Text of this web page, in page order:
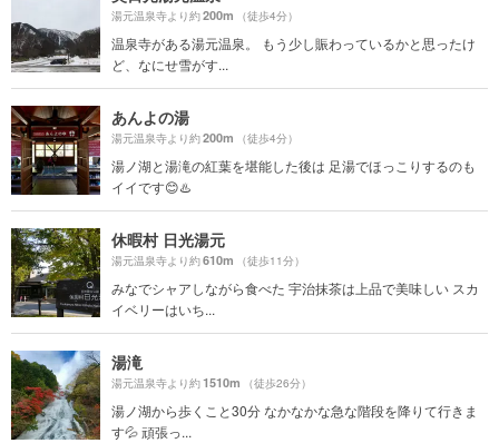
湯元温泉寺より約200m （徒歩4分）
温泉寺がある湯元温泉。 もう少し賑わっているかと思ったけ
ど、なにせ雪がす...
あんよの湯
湯元温泉寺より約200m （徒歩4分）
湯ノ湖と湯滝の紅葉を堪能した後は 足湯でほっこりするのも
イイです😊♨️
休暇村 日光湯元
湯元温泉寺より約610m （徒歩11分）
みなでシャアしながら食べた 宇治抹茶は上品で美味しい スカ
イベリーはいち...
湯滝
湯元温泉寺より約1510m （徒歩26分）
湯ノ湖から歩くこと30分 なかなかな急な階段を降りて行きま
す💦 頑張っ...